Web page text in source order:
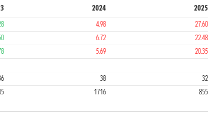
2024
2025
4.98
27.60
6.72
22.48
5.69
20.35
2 2
38
32
1716 855